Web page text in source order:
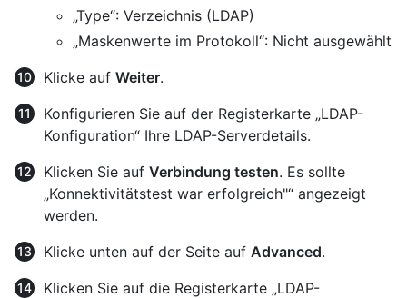
„Type“: Verzeichnis (LDAP)
„Maskenwerte im Protokoll“: Nicht ausgewählt
Klicke auf Weiter.
Konfigurieren Sie auf der Registerkarte „LDAP-
Konfiguration“ Ihre LDAP-Serverdetails.
Klicken Sie auf Verbindung testen. Es sollte
„Konnektivitätstest war erfolgreich"“ angezeigt
werden.
Klicke unten auf der Seite auf Advanced.
Klicken Sie auf die Registerkarte „LDAP-